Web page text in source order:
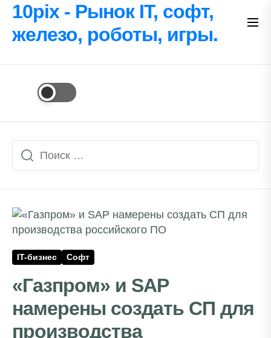
Перейти
содержимому
10pix - Рынок IT, софт,
железо, роботы, игры.
IT-бизнес Софт
«Газпром» и SAP
намерены создать СП для
производства